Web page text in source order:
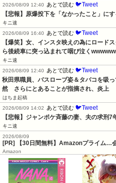
2026/08/09 12:40
あとで読む 🐦Tweet
【悲報】原爆投下を「なかったこと」に
キニ速
2026/08/09 16:40
あとで読む 🐦Tweet
【爆笑】女、インスタ映えの為にロード
ら後続車に突っ込まれて咽び泣く
キニ速
2026/08/09 12:40
あとで読む 🐦Tweet
秋田県職員、バスローブ姿＆タバコを吸
然　さらにとあることが指摘され、炎上
はちま起稿
2026/08/09 14:02
あとで読む 🐦Tweet
【悲報】ジャンポケ斉藤の妻、夫の求刑
キニ速
2026/08/09
[PR] 【30日間無料】Amazonプライム…
Amazon